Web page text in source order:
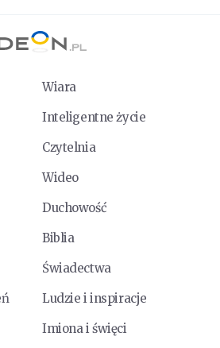
Wiara
Inteligentne życie
Czytelnia
Wideo
Duchowość
Biblia
Świadectwa
Ludzie i inspiracje
Imiona i święci